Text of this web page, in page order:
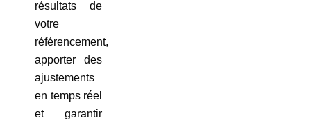
résultats de
votre
référencement,
apporter des
ajustements
en temps réel
et garantir